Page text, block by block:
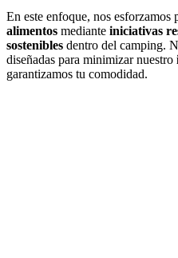
En este enfoque, nos esforzamos
alimentos mediante iniciativas
sostenibles dentro del camping.
diseñadas para minimizar nuestro
garantizamos tu comodidad.